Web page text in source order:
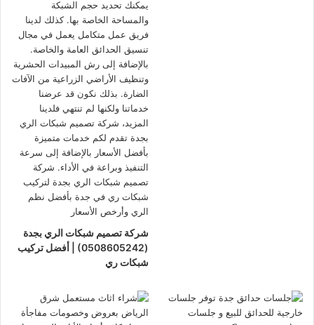
شركة تصميم شبكات الري بجدة
(0508605242) | أفضل تركيب
شبكات ري